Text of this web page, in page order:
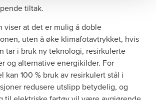
tiltak.
viser at det er mulig å doble
uten å øke klimafotavtrykket, hvis
tar i bruk ny teknologi, resirkulerte
og alternative energikilder. For
kan 100 % bruk av resirkulert stål i
redusere utslipp betydelig, og